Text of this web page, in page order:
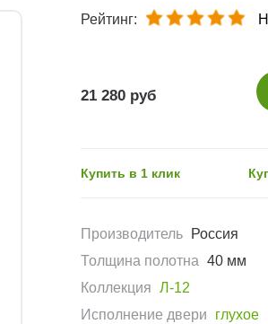
Рейтинг:
21 280 руб
Купить в 1 клик
Производитель
Россия
Толщина полотна 40 мм
Коллекция Л-12
Исполнение двери
глухое